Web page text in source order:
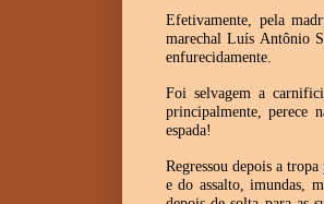
Efetivamente, pela
marechal Luís Antônio
enfurecidamente.
Foi selvagem a
principalmente, perece
espada!
Regressou depois a
e do assalto, imundas,